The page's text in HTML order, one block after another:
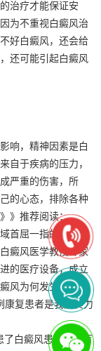
治疗才能保证安
为不重视白癜风治
好白癜风，还会给
还可能引起白癜风
响，精神因素是白
自于疾病的压力，
严重的伤害，所
的心态，排除各种
》推荐阅读：
首屈一指的专科医
癜风医学教授专家
的医疗设备，成立
风为何发生，强大
康复患者是我院实力
了白癜风患者不能盲